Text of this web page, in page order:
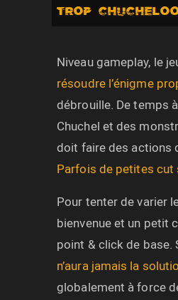
TROP
Niveau gameplay, le
résoudre l’énigme
débrouille. De temps
Chuchel et des
doit faire des actions
Parfois de petites cut
Pour tenter de varier
bienvenue et un petit
point & click de
n’aura jamais la
globalement à force